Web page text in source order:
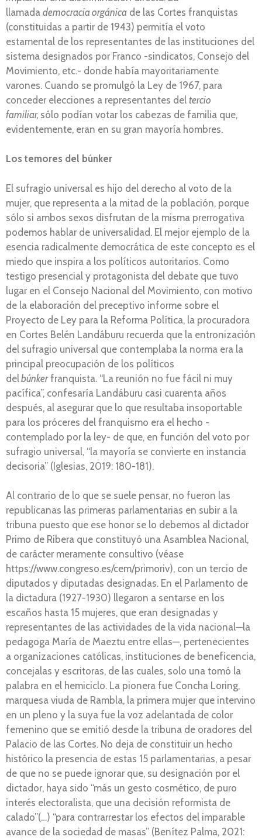
llamada democracia orgánica de las Cortes franquistas
(constituidas a partir de 1943) permitía el voto
estamental de los representantes de las instituciones del
sistema designados por Franco -sindicatos, Consejo del
Movimiento, etc.- donde había mayoritariamente
varones. Cuando se promulgó la Ley de 1967, para
conceder elecciones a representantes del tercio
familiar, sólo podían votar los cabezas de familia que,
evidentemente, eran en su gran mayoría hombres.
Los temores del búnker
El sufragio universal es hijo del derecho al voto de la
mujer, que representa a la mitad de la población, porque
sólo si ambos sexos disfrutan de la misma prerrogativa
podemos hablar de universalidad. El mejor ejemplo de la
esencia radicalmente democrática de este concepto es el
miedo que inspira a los políticos autoritarios. Como
testigo presencial y protagonista del debate que tuvo
lugar en el Consejo Nacional del Movimiento, con motivo
de la elaboración del preceptivo informe sobre el
Proyecto de Ley para la Reforma Política, la procuradora
en Cortes Belén Landáburu recuerda que la entronización
del sufragio universal que contemplaba la norma era la
principal preocupación de los políticos
delbúnkerfranquista. “La reunión no fue fácil ni muy
pacífica”, confesaría Landáburu casi cuarenta años
después, al asegurar que lo que resultaba insoportable
para los próceres del franquismo era el hecho -
contemplado por la ley- de que, en función del voto por
sufragio universal, “la mayoría se convierte en instancia
decisoria” (Iglesias, 2019: 180-181).
Al contrario de lo que se suele pensar, no fueron las
republicanas las primeras parlamentarias en subir a la
tribuna puesto que ese honor se lo debemos al dictador
Primo de Ribera que constituyó una Asamblea Nacional,
de carácter meramente consultivo (véase
https://www.congreso.es/cem/primoriv), con un tercio de
diputados y diputadas designadas. En el Parlamento de
la dictadura (1927-1930) llegaron a sentarse en los
escaños hasta 15 mujeres, que eran designadas y
representantes de las actividades de la vida nacional—la
pedagoga María de Maeztu entre ellas—, pertenecientes
a organizaciones católicas, instituciones de beneficencia,
concejalas y escritoras, de las cuales, solo una tomó la
palabra en el hemiciclo. La pionera fue Concha Loring,
marquesa viuda de Rambla, la primera mujer que intervino
en un pleno y la suya fue la voz adelantada de color
femenino que se emitió desde la tribuna de oradores del
Palacio de las Cortes. No deja de constituir un hecho
histórico la presencia de estas 15 parlamentarias, a pesar
de que no se puede ignorar que, su designación por el
dictador, haya sido “más un gesto cosmético, de puro
interés electoralista, que una decisión reformista de
calado”(…) “para contrarrestar los efectos del imparable
avance de la sociedad de masas” (Benítez Palma, 2021: